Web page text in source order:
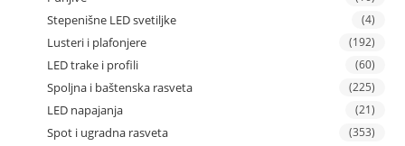
Stepenišne LED svetiljke (4)
Lusteri i plafonjere (192)
LED trake i profili (60)
Spoljna i baštenska rasveta (225)
LED napajanja (21)
Spot i ugradna rasveta (353)